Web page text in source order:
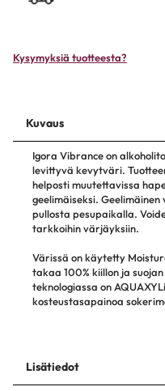
Kysymyksiä tuotteesta?
Kuvaus
Igora Vibrance on
levittyvä kevytväri.
helposti muutettavissa
geelimäiseksi.
pullosta pesupaikalla.
tarkkoihin värjäyksiin.
Värissä on käytetty
takaa 100% kiillon ja
teknologiassa on
kosteustasapainoa
Lisätiedot